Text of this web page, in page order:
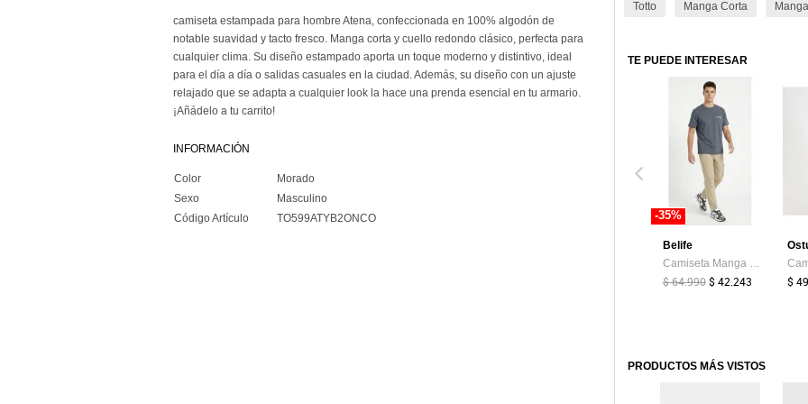
camiseta estampada para hombre Atena, confeccionada en 100% algodón de
notable suavidad y tacto fresco. Manga corta y cuello redondo clásico, perfecta para
cualquier clima. Su diseño estampado aporta un toque moderno y distintivo, ideal
para el día a día o salidas casuales en la ciudad. Además, su diseño con un ajuste
relajado que se adapta a cualquier look la hace una prenda esencial en tu armario.
¡Añádelo a tu carrito!
INFORMACIÓN
Color
Morado
Sexo
Masculino
Código Artículo
TO599ATYB2ONCO
Totto Manga Corta
TE PUEDE INTERESAR
-35%
Belife
$ 64.990 $ 42.243 $
PRODUCTOS MÁS VISTOS